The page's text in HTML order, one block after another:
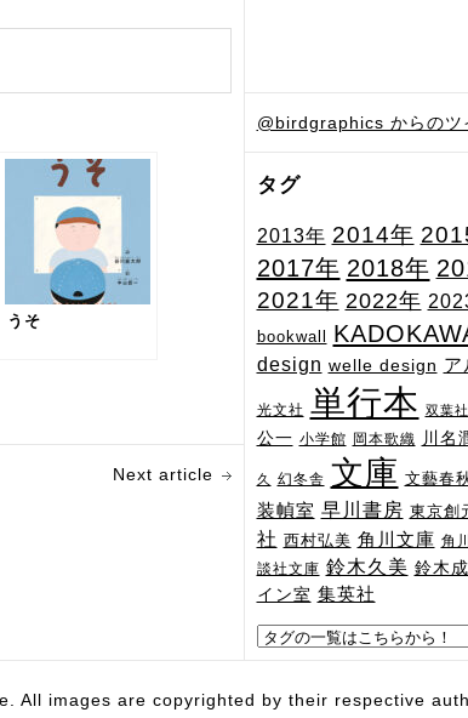
@birdgraphics からのツ
タグ
2013年 2014年
2017年 2018年
2021年 2022年
bookwall
design welle design ア
光文社 単行本 双葉社
公一 小学館 岡本歌織 川名
久 幻冬舎 文庫 文藝春
装幀室 早川書房 東京創
社 西村弘美 角川文庫 角
談社文庫 鈴木久美 鈴木
イン室 集英社
うそ
Next article
All images are copyrighted by their respective